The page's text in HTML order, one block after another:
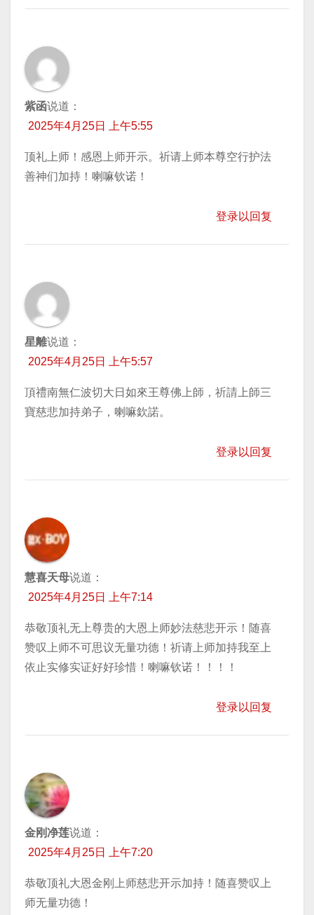
紫函说道：
2025年4月25日 上午5:55
顶礼上师！感恩上师开示。祈请上师本尊空行护法
善神们加持！喇嘛钦诺！
登录以回复
星離说道：
2025年4月25日 上午5:57
頂禮南無仁波切大日如來王尊佛上師，祈請上師三
寶慈悲加持弟子，喇嘛欽諾。
登录以回复
慧喜天母说道：
2025年4月25日 上午7:14
恭敬顶礼无上尊贵的大恩上师妙法慈悲开示！随喜
赞叹上师不可思议无量功德！祈请上师加持我至上
依止实修实证好好珍惜！喇嘛钦诺！！！！
登录以回复
金刚净莲说道：
2025年4月25日 上午7:20
恭敬顶礼大恩金刚上师慈悲开示加持！随喜赞叹上
师无量功德！